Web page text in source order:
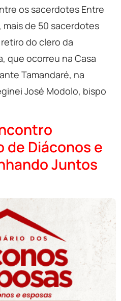
os sacerdotes Entre
mais de 50 sacerdotes
do clero da
que ocorreu na Casa
Tamandaré, na
José Modolo, bispo
de Diáconos e
Juntos